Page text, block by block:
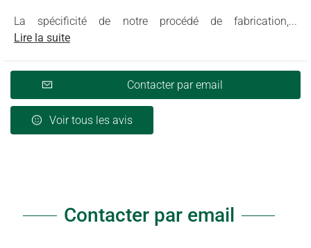
La spécificité de notre procédé de fabrication,...
Lire la suite
Contacter par email
Voir tous les avis
Contacter par email